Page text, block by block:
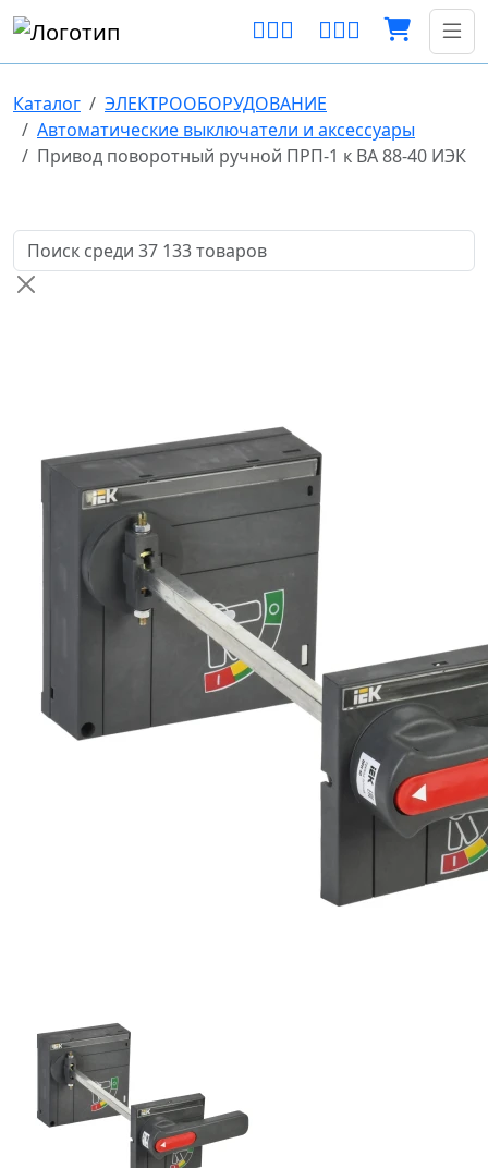
Каталог
ЭЛЕКТРООБОРУДОВАНИЕ
Автоматические выключатели и аксессуары
Привод поворотный ручной ПРП-1 к ВА 88-40 ИЭК
Поиск товаров по названию или артикулу